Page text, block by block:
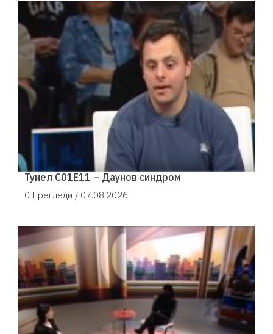
Тунел С01Е11 – Даунов синдром
0 Прегледи / 07.08.2026